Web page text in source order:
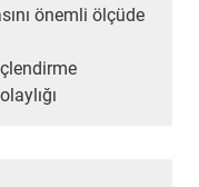
önemli ölçüde